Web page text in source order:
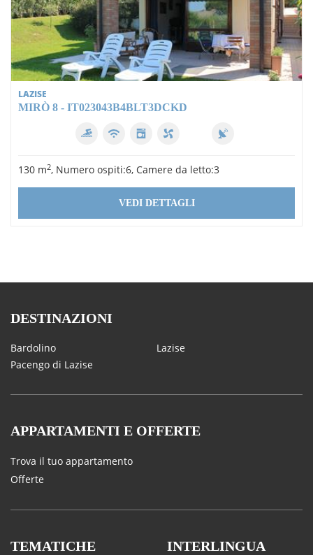
LAZISE
MIRÒ 8 - IT023043B4BLT3DCKD
130 m2, Numero ospiti:6, Camere da letto:3
VEDI DETTAGLI
DESTINAZIONI
Bardolino
Lazise
Pacengo di Lazise
APPARTAMENTI E OFFERTE
Trova il tuo appartamento
Offerte
TEMATICHE INTERLINGUA